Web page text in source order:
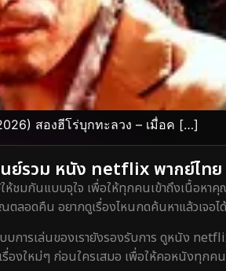
สองฮีโร่บุกทะลวง – เมื่อค […]
ย์รวม หนัง netflix พากย์ไทย
ชมกันแบบจุใจ เพื่อให้ทุกคนเข้าถึงเนื้อหา
ลอดคืน อยากดูเรื่องไหนกดค้นหาแล้วเจ
บบการเล่นของเรายังรองรับการ ดูหนัง
เรื่องใหม่ๆ ก่อนใครเสมอ เพื่อให้คอหนังทุก